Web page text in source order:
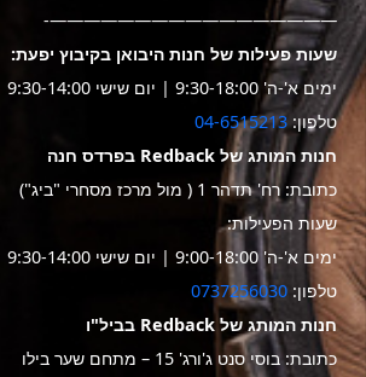
—————————————————-
שעות פעילות של חנות היבואן בקיבוץ יפעת:
ימים א'-ה' 9:30-18:00 | יום שישי 9:30-14:00
טלפון: 04-6515213
חנות המותג של Redback בפרדס חנה
כתובת: רח' תדהר 1 ( מול מרכז מסחרי "ביג")
שעות הפעילות:
ימים א'-ה' 9:00-18:00 | יום שישי 9:30-14:00
טלפון: 0737256030
חנות המותג של Redback בביל"ו
כתובת: בוסי סנט ג'ורג' 15 – מתחם שער בילו